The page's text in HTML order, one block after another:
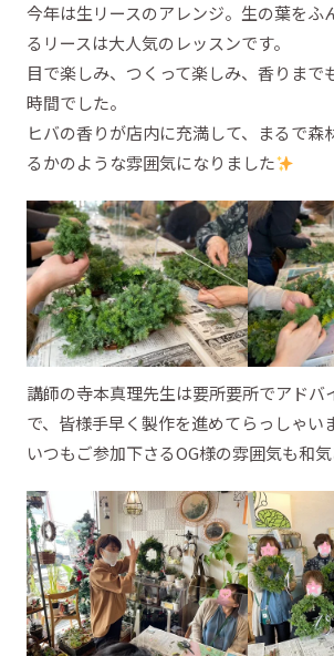
今年は生リースのアレンジ。生の葉をふ
るリースは大人気のレッスンです。
目で楽しみ、つくって楽しみ、香りまで
時間でした。
ヒバの香りが店内に充満して、まるで森
るかのような雰囲気になりました
講師の寺本真理先生は要所要所でアドバ
で、皆様手早く製作を進めてらっしゃ
いつもご参加下さるOG様の雰囲気も和